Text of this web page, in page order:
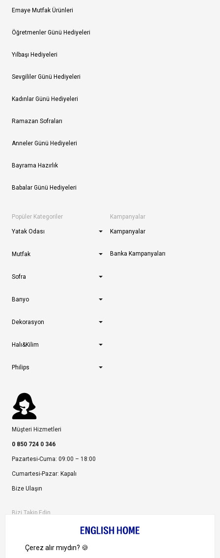
Emaye Mutfak Ürünleri
Öğretmenler Günü Hediyeleri
Yılbaşı Hediyeleri
Sevgililer Günü Hediyeleri
Kadınlar Günü Hediyeleri
Ramazan Sofraları
Anneler Günü Hediyeleri
Bayrama Hazırlık
Babalar Günü Hediyeleri
Popüler Kategoriler
Yatak Odası
Mutfak
Sofra
Banyo
Dekorasyon
Halı&Kilim
Philips
Kampanyalar
Kampanyalar
Banka Kampanyaları
Müşteri Hizmetleri
0 850 724 0 346
Pazartesi-Cuma: 09:00 – 18:00
Cumartesi-Pazar: Kapalı
Bize Ulaşın
Bizi Takip Edin